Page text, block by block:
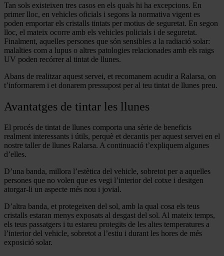
Tan sols existeixen tres casos en els quals hi ha excepcions. En
primer lloc, en vehicles oficials i segons la normativa vigent es
poden emportar els cristalls tintats per motius de seguretat. En segon
lloc, el mateix ocorre amb els vehicles policials i de seguretat.
Finalment, aquelles persones que són sensibles a la radiació solar:
malalties com a lupus o altres patologies relacionades amb els raigs
UV poden recórrer al tintat de llunes.
Abans de realitzar aquest servei, et recomanem acudir a Ralarsa, on
t’informarem i et donarem pressupost per al teu tintat de llunes preu.
Avantatges de tintar les llunes
El procés de tintat de llunes comporta una sèrie de beneficis
realment interessants i útils, perquè et decantis per aquest servei en el
nostre taller de llunes Ralarsa. A continuació t’expliquem algunes
d’elles.
D’una banda, millora l’estètica del vehicle, sobretot per a aquelles
persones que no volen que es vegi l’interior del cotxe i desitgen
atorgar-li un aspecte més nou i jovial.
D’altra banda, et protegeixen del sol, amb la qual cosa els teus
cristalls estaran menys exposats al desgast del sol. Al mateix temps,
els teus passatgers i tu estareu protegits de les altes temperatures a
l’interior del vehicle, sobretot a l’estiu i durant les hores de més
exposició solar.